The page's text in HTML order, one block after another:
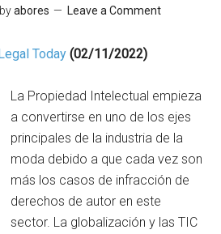
byabores Leave a Comment
Today (02/11/2022)
La Propiedad Intelectual empieza
a convertirse en uno de los ejes
principales de la industria de la
moda debido a que cada vez son
más los casos de infracción de
derechos de autor en este
sector. La globalización y las TIC